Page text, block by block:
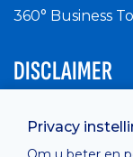
Privacy
360° Business
DISCLAIMER
Privacy Policy